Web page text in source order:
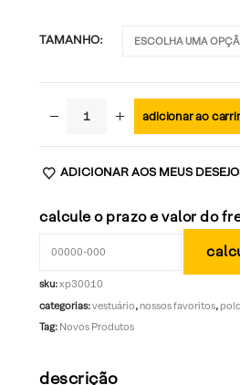
TAMANHO
adicionar ao
ADICIONAR AOS MEUS
calcule o prazo e valor do
sku:xp30010
categorias:vestuário, nossos favoritos,
Tag: Novos Produtos
descrição